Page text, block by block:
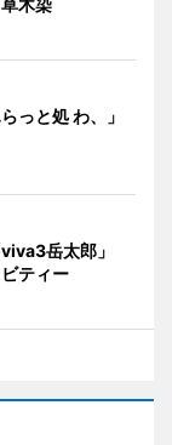
木染
っと処 わ、」
viva3岳太郎」
ティー